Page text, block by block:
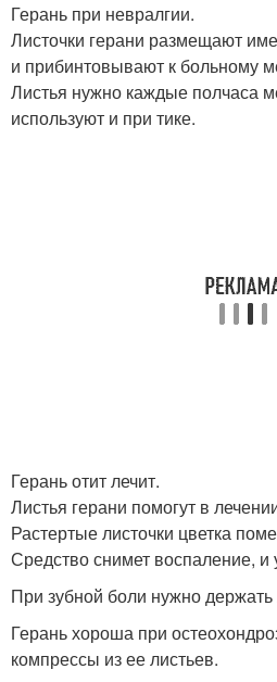
Герань при невралгии.
Листочки герани размещают
и прибинтовывают к больному
Листья нужно каждые полчаса
используют и при тике.
Герань отит лечит.
Листья герани помогут в
Растертые листочки цветка
Средство снимет воспаление,
При зубной боли нужно держать
Герань хороша при
компрессы из ее листьев.